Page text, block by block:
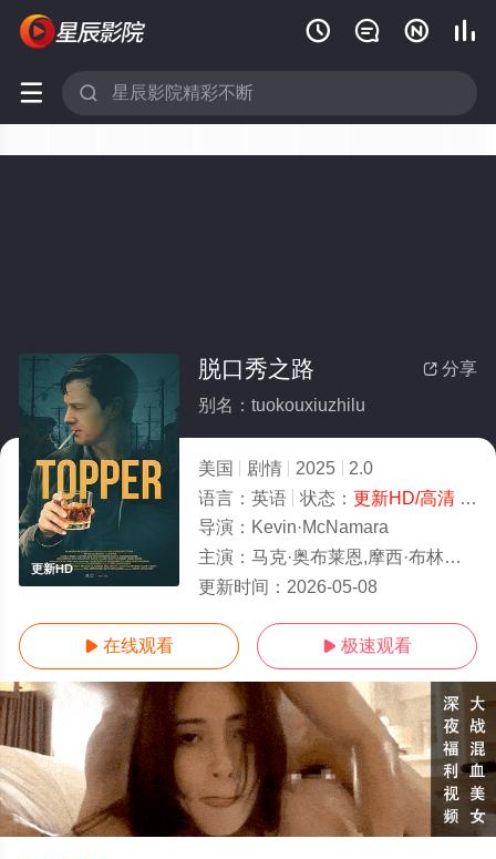
   
 
更新HD
 分享
脱口秀之路
别名：tuokouxiuzhilu
美国 剧情 2025
2.0
语言： 英语 状态： 更新HD/高清- 免费在线观看
导演： Kevin·McNamara
主演： 马克·奥布莱恩,摩西·布林斯·普兰提,阿曼达·克莱顿
更新时间： 2026-05-08
 在线观看  极速观看